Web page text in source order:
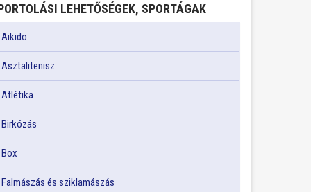
LEHETŐSÉGEK, SPORTÁGAK
Aikido
Asztalitenisz
Atlétika
Birkózás
Box
Falmászás és sziklamászás